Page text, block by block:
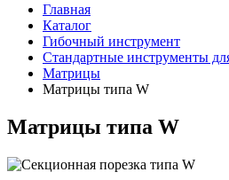
Главная
Каталог
Гибочный инструмент
Стандартные инструменты
Матрицы
Матрицы типа W
Матрицы типа W